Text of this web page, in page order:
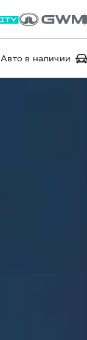
Авто в наличии